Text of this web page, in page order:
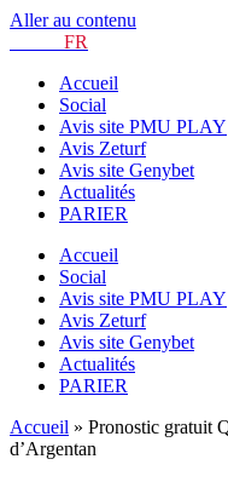
Aller au contenu
FR
Accueil
Social
Avis site PMU PLAY
Avis Zeturf
Avis site Genybet
Actualités
PARIER
Accueil
Social
Avis site PMU PLAY
Avis Zeturf
Avis site Genybet
Actualités
PARIER
Accueil » Pronostic gratuit
d’Argentan